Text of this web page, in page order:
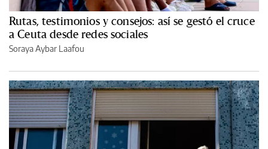
Rutas, testimonios y consejos: así se gestó el cruce
a Ceuta desde redes sociales
Soraya Aybar Laafou